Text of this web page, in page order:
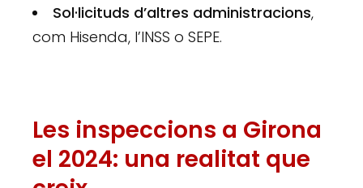
Sol·licituds d’altres administracions,
com Hisenda, l’INSS o SEPE.
Les inspeccions a Girona
el 2024: una realitat que